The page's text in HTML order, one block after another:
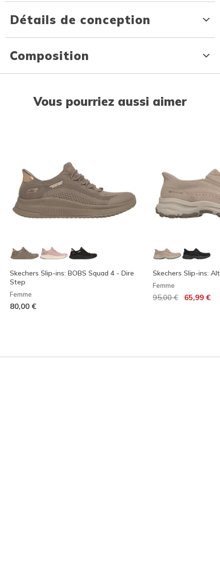
Détails de conception
Composition
Vous pourriez aussi aimer
Skechers Slip-ins: BOBS Squad 4 - Dire
Step
Femme
80,00 €
Skechers Slip-ins:
Femme
Prix réduit de
95,00 €à 65,99 €